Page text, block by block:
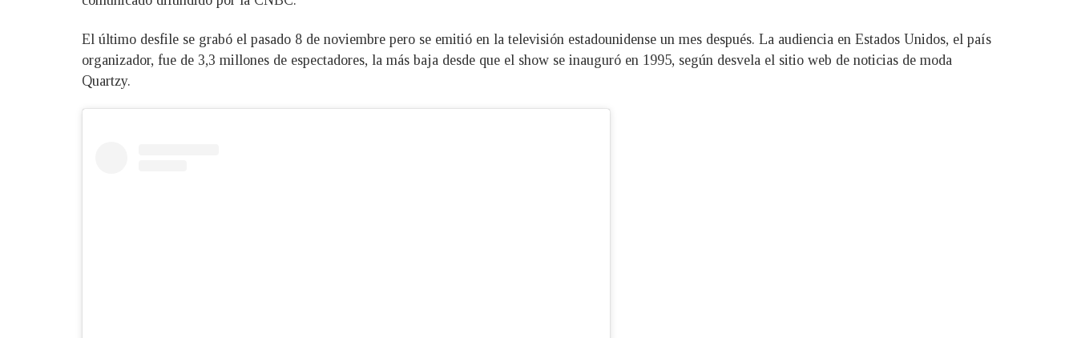
El último desfile se grabó el pasado 8 de noviembre pero se emitió en la televisión estadounidense un mes después. La audiencia en Estados Unidos, el país
organizador, fue de 3,3 millones de espectadores, la más baja desde que el show se inauguró en 1995, según desvela el sitio web de noticias de moda
Quartzy.